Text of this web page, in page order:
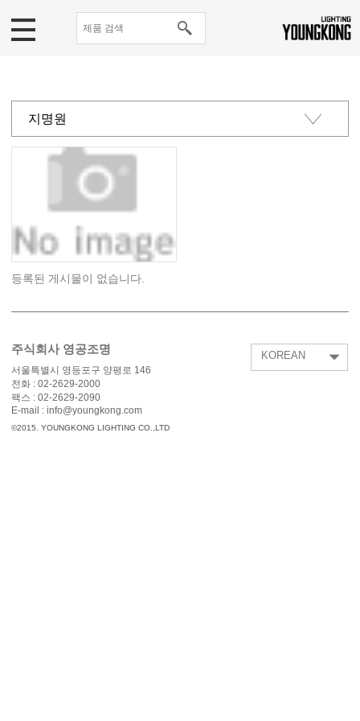
지명원
카탈로그
인증
CI
등록된 게시물이 없습니다.
주식회사 영공조명
서울특별시 영등포구 양평로 146
전화 : 02-2629-2000
팩스 : 02-2629-2090
E-mail : info@youngkong.com
©2015. YOUNGKONG LIGHTING CO.,LTD
KOREAN